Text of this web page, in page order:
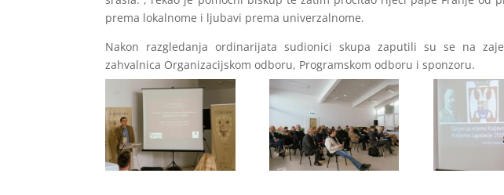
prema lokalnome i ljubavi prema univerzalnome.
Nakon razgledanja ordinarijata sudionici skupa zaputili su se na
zahvalnica Organizacijskom odboru, Programskom odboru i sponzoru.